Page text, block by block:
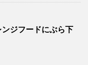
ジフードにぶら下